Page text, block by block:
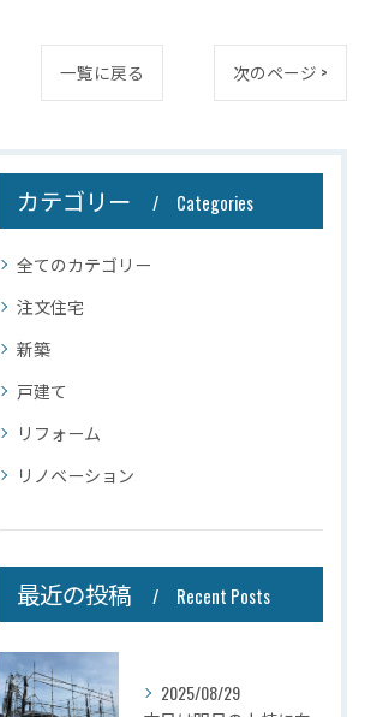
一覧に戻る 次のページ >
カテゴリー Categories
全てのカテゴリー
注文住宅
新築
戸建て
リフォーム
リノベーション
最近の投稿 Recent Posts
2025/08/29